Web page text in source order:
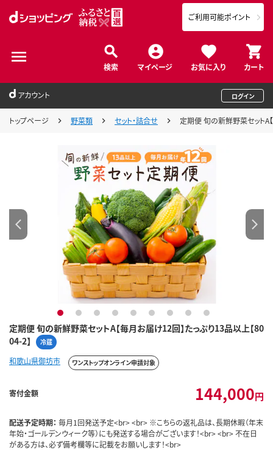
検索 マイページ お気に入り カート
ご利用可能ポイント
アカウント ログイン
トップページ 野菜類 セット・詰合せ 定期便 旬の新鮮野菜セットA
定期便 旬の新鮮野菜セットA【毎月お届け12回】たっぷり13品以上【80
04-2】
冷蔵
1 2 3 4 5 6 7 8 9
和歌山県御坊市 ワンストップオンライン申請対象
寄付金額 144,000円
配送予定時期： 毎月1回発送予定<br> <br> ※こちらの返礼品は、長期休暇（年末
年始・ゴールデンウィーク等）にも発送する場合がございます！<br> <br> 不在日
がある方は、必ず備考欄等に記載をお願いします！<br>